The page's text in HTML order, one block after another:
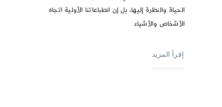
الحياة والنظرة إليها، بل إن انطباعاتنا الأولية اتجاه
الأشخاص والأشياء
إقرأ المزيد